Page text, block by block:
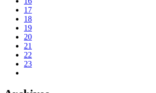
17
18
19
20
21
22
23